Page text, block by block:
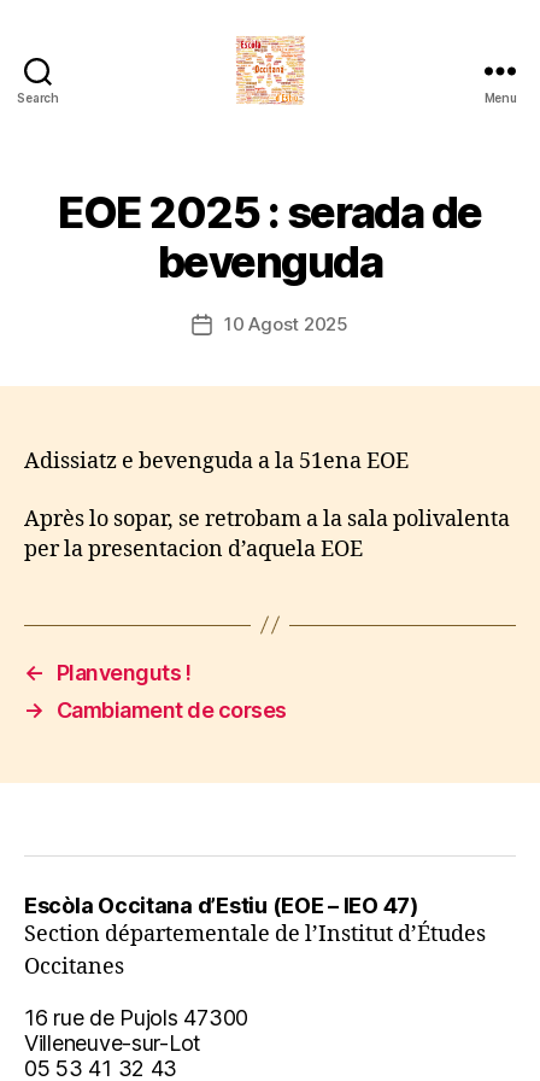
Search Menu
EOE 2025 : serada de
bevenguda
Post10 Agost 2025
Adissiatz e bevenguda a la 51ena EOE
Après lo sopar, se retrobam a la sala polivalenta
per la presentacion d’aquela EOE
←
Planvenguts !
→
Cambiament de corses
Escòla Occitana d’Estiu (EOE – IEO 47)
Section départementale de l’Institut d’Études
Occitanes
16 rue de Pujols 47300
Villeneuve-sur-Lot
05 53 41 32 43